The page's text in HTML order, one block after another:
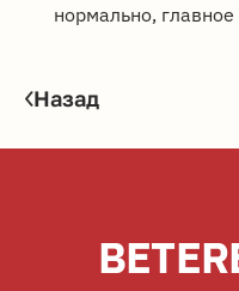
нормально,
Назад